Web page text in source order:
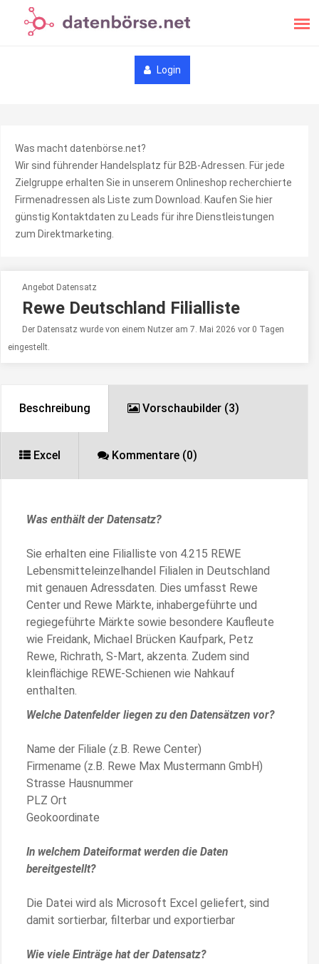
Login
Was macht datenbörse.net?
Wir sind führender Handelsplatz für B2B-Adressen. Für jede
Zielgruppe erhalten Sie in unserem Onlineshop recherchierte
Firmenadressen als Liste zum Download. Kaufen Sie hier
günstig Kontaktdaten zu Leads für ihre Dienstleistungen
zum Direktmarketing.
Angebot Datensatz
Rewe Deutschland Filialliste
Der Datensatz wurde von einem Nutzer am 7. Mai 2026 vor 0 Tagen
eingestellt.
Beschreibung Vorschaubilder (3)
Excel Kommentare (0)
Was enthält der Datensatz?
Sie erhalten eine Filialliste von 4.215 REWE
Lebensmitteleinzelhandel Filialen in Deutschland
mit genauen Adressdaten. Dies umfasst Rewe
Center und Rewe Märkte, inhabergeführte und
regiegeführte Märkte sowie besondere Kaufleute
wie Freidank, Michael Brücken Kaufpark, Petz
Rewe, Richrath, S-Mart, akzenta. Zudem sind
kleinflächige REWE-Schienen wie Nahkauf
enthalten.
Welche Datenfelder liegen zu den Datensätzen vor?
Name der Filiale (z.B. Rewe Center)
Firmename (z.B. Rewe Max Mustermann GmbH)
Strasse Hausnummer
PLZ Ort
Geokoordinate
In welchem Dateiformat werden die Daten
bereitgestellt?
Die Datei wird als Microsoft Excel geliefert, sind
damit sortierbar, filterbar und exportierbar
Wie viele Einträge hat der Datensatz?